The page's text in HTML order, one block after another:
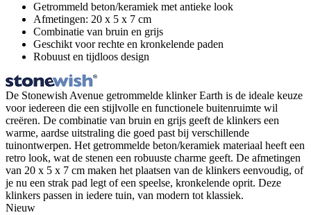
Getrommeld beton/keramiek met antieke look
Afmetingen: 20 x 5 x 7 cm
Combinatie van bruin en grijs
Geschikt voor rechte en kronkelende paden
Robuust en tijdloos design
De Stonewish Avenue getrommelde klinker Earth is de ideale keuze
voor iedereen die een stijlvolle en functionele buitenruimte wil
creëren. De combinatie van bruin en grijs geeft de klinkers een
warme, aardse uitstraling die goed past bij verschillende
tuinontwerpen. Het getrommelde beton/keramiek materiaal heeft een
retro look, wat de stenen een robuuste charme geeft. De afmetingen
van 20 x 5 x 7 cm maken het plaatsen van de klinkers eenvoudig, of
je nu een strak pad legt of een speelse, kronkelende oprit. Deze
klinkers passen in iedere tuin, van modern tot klassiek.
Nieuw